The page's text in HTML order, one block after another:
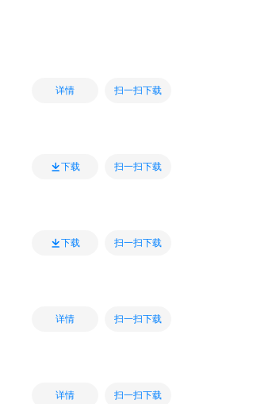
详情 扫一扫下载
下载 扫一扫下载
下载 扫一扫下载
详情 扫一扫下载
详情 扫一扫下载